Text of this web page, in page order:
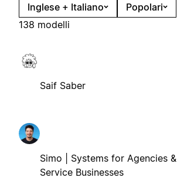
Inglese + Italiano
Popolari
138 modelli
Saif Saber
Simo | Systems for Agencies &
Service Businesses